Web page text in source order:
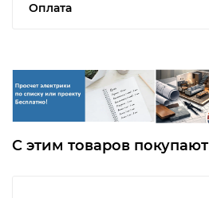
Оплата
С этим товаров покупают